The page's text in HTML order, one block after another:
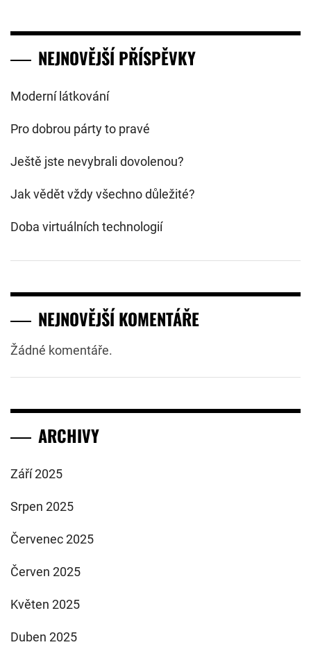
NEJNOVĚJŠÍ PŘÍSPĚVKY
Moderní látkování
Pro dobrou párty to pravé
Ještě jste nevybrali dovolenou?
Jak vědět vždy všechno důležité?
Doba virtuálních technologií
NEJNOVĚJŠÍ KOMENTÁŘE
Žádné komentáře.
ARCHIVY
Září 2025
Srpen 2025
Červenec 2025
Červen 2025
Květen 2025
Duben 2025